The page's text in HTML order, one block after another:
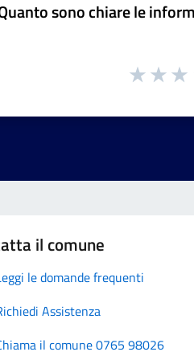
sono chiare le
il comune
le domande frequenti
Assistenza
il comune 0765 98026